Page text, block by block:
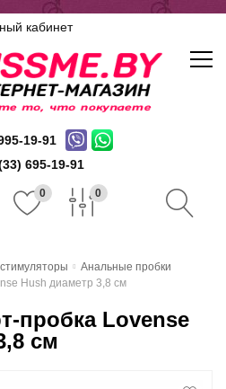
кабинет
19-91
695-19-91
0 0
и оплата
Анальные пробки
Hush диаметр 3,8 см
пробка Lovense
см